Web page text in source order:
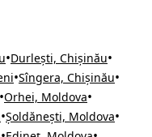
•Durlești, Chișinău•
•Sîngera, Chișinău•
•Orhei, Moldova•
•Șoldănești, Moldova•